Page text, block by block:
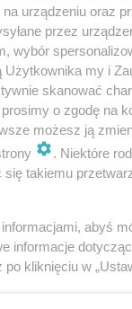
swoją
z
co stoi w
urządzeniu oraz
przez
wybór
Użytkownika my i
skanować
o zgodę na
możesz ją
. Niektóre
takiemu
abyś
informacje
po kliknięciu w